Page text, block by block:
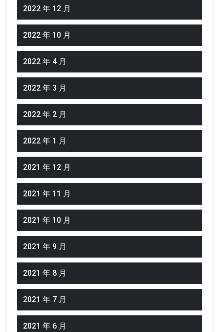
2022 年 12 月
2022 年 10 月
2022 年 4 月
2022 年 3 月
2022 年 2 月
2022 年 1 月
2021 年 12 月
2021 年 11 月
2021 年 10 月
2021 年 9 月
2021 年 8 月
2021 年 7 月
2021 年 6 月